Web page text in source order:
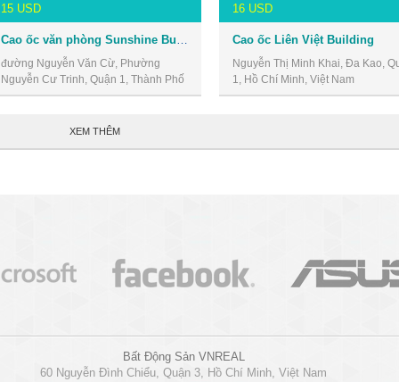
15 USD
đường Nguyễn Văn Cừ, Phường
Nguyễn Cư Trinh, Quận 1, Thành Phố
Hồ Chí Minh
16 USD
Cao ốc Liên Việt Building
Nguyễn Thị Minh Khai, Đa Kao,
1, Hồ Chí Minh, Việt Nam
XEM THÊM
Bất Động Sản VNREAL
60 Nguyễn Đình Chiểu, Quận 3, Hồ Chí Minh, Việt Nam